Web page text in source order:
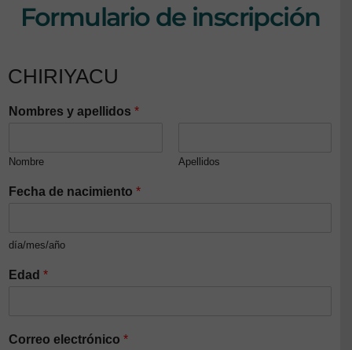
Formulario de inscripción
CHIRIYACU
Nombres y apellidos *
Nombre Apellidos
Fecha de nacimiento *
día/mes/año
Edad *
Correo electrónico *